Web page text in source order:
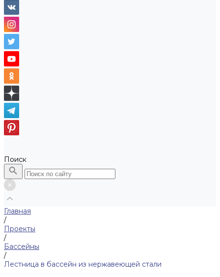
Поиск
Главная
/
Проекты
/
Бассейны
/
Лестница в бассейн из нержавеющей стали